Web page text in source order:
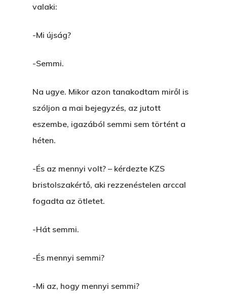
valaki:
-Mi újság?
-Semmi.
Na ugye. Mikor azon tanakodtam miről is
szóljon a mai bejegyzés, az jutott
eszembe, igazából semmi sem történt a
héten.
-És az mennyi volt? – kérdezte KZS
bristolszakértő, aki rezzenéstelen arccal
fogadta az ötletet.
-Hát semmi.
-És mennyi semmi?
-Mi az, hogy mennyi semmi?